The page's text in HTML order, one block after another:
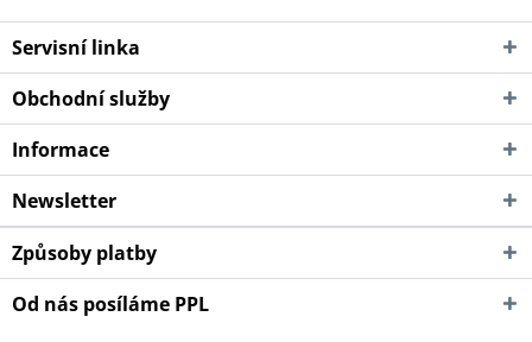
Servisní linka
Obchodní služby
Informace
Newsletter
Způsoby platby
Od nás posíláme PPL